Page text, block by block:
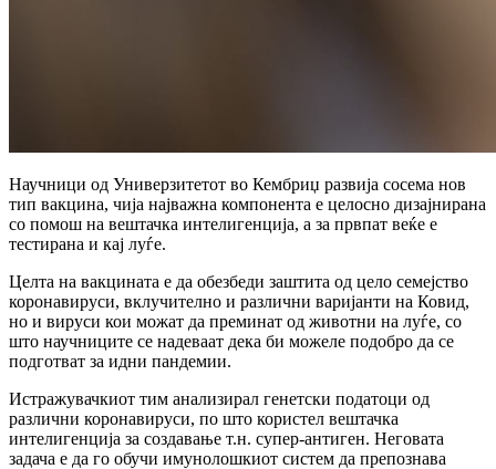
Научници од Универзитетот во Кембриџ развија сосема нов
тип вакцина, чија најважна компонента е целосно дизајнирана
со помош на вештачка интелигенција, а за првпат веќе е
тестирана и кај луѓе.
Целта на вакцината е да обезбеди заштита од цело семејство
коронавируси, вклучително и различни варијанти на Ковид,
но и вируси кои можат да преминат од животни на луѓе, со
што научниците се надеваат дека би можеле подобро да се
подготват за идни пандемии.
Истражувачкиот тим анализирал генетски податоци од
различни коронавируси, по што користел вештачка
интелигенција за создавање т.н. супер-антиген. Неговата
задача е да го обучи имунолошкиот систем да препознава